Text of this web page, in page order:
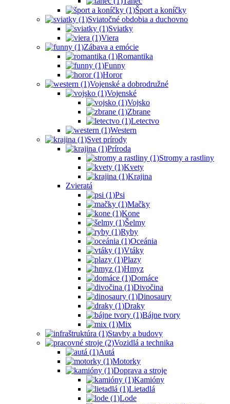
Šport a koníčky
Sviatočné obdobia a duchovno
Sviatky
Viera
Zábava a emócie
Romantika
Funny
Horor
Vojenské a dobrodružné
Vojenské
Vojsko
Zbrane
Letectvo
Western
Svet prírody
Príroda
Stromy a rastliny
Kvety
Krajina
Zvieratá
Psi
Mačky
Kone
Šelmy
Ryby
Oceánia
Vtáky
Plazy
Hmyz
Domáce
Divočina
Dinosaury
Draky
Bájne tvory
Mix
Stavby a budovy
Vozidlá a technika
Autá
Motorky
Doprava a stroje
Kamióny
Lietadlá
Lode